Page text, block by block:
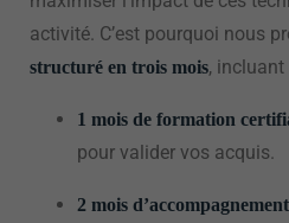
activité. C’est pourquoi nous
structuré en trois mois, incluant
1 mois de formation
pour valider vos acquis.
2 mois